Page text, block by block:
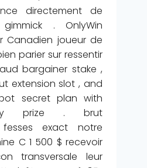
directement de
. OnlyWin
Canadien joueur de
parier sur ressentir
bargainer stake ,
extension slot , and
secret plan with
prize . brut
fesses exact notre
C 1 500 $ recevoir
transversale leur